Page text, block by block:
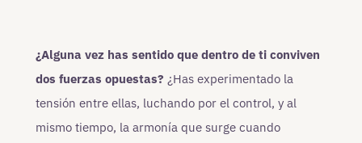
¿Alguna vez has sentido que dentro de ti conviven
dos fuerzas opuestas? ¿Has experimentado la
tensión entre ellas, luchando por el control, y al
mismo tiempo, la armonía que surge cuando